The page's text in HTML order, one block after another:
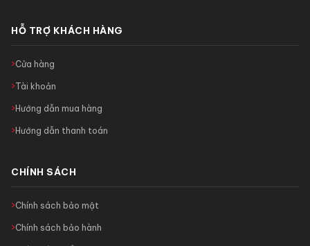
HỖ TRỢ KHÁCH HÀNG
Cửa hàng
Tài khoản
Hướng dẫn mua hàng
Hướng dẫn thanh toán
CHÍNH SÁCH
Chính sách bảo mật
Chính sách bảo hành